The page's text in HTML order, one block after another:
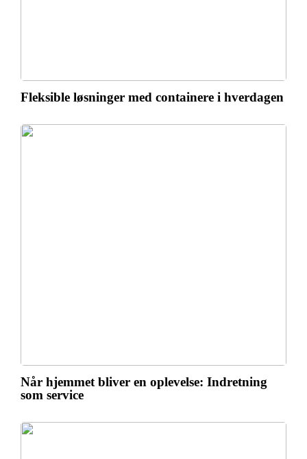
Fleksible løsninger med containere i hverdagen
Når hjemmet bliver en oplevelse: Indretning
som service